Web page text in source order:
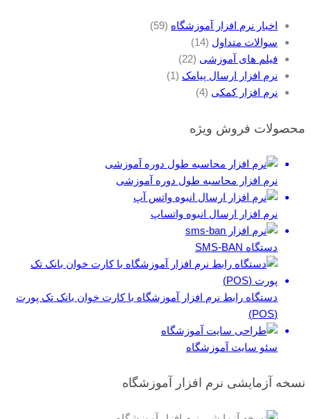
اخبار نرم افزار آموزشگاه (59)
سوالات متداول (14)
فیلم های آموزشی (22)
نرم افزار ارسال پیامک (1)
نرم افزار کمکی (4)
محصولات فروش ویژه
نرم افزار محاسبه طول دوره آموزشی
نرم افزار ارسال انبوه واتساپ
دستگاه SMS-BAN
دستگاه رابط نرم افزار آموزشگاه با کارت خوان بانک تک پورت
(POS)
سئو سایت آموزشگاه
نسخه آزمایشی نرم افزار آموزشگاه